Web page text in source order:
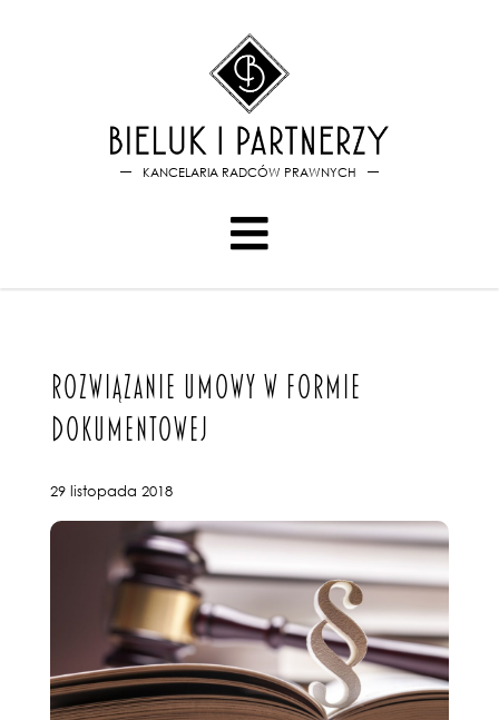
KANCELARIA RADCÓW PRAWNYCH
ROZWIĄZANIE UMOWY W FORMIE
DOKUMENTOWEJ
29 listopada 2018